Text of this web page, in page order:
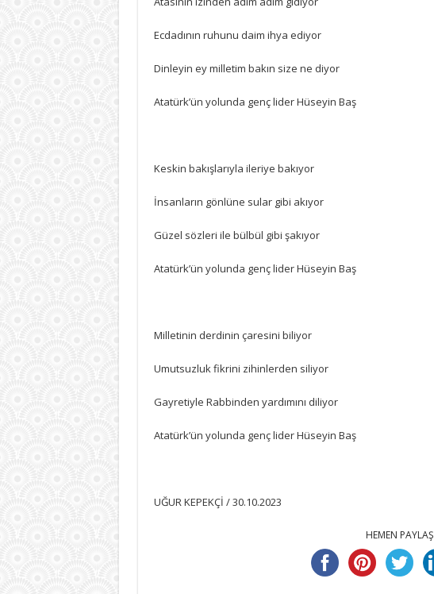
BAŞ
Ecdadının ruhunu daim ihya ediyor
Dinleyin ey milletim bakın size ne diyor
Atatürk’ün yolunda genç lider Hüseyin Baş
Keskin bakışlarıyla ileriye bakıyor
İnsanların gönlüne sular gibi akıyor
Güzel sözleri ile bülbül gibi şakıyor
Atatürk’ün yolunda genç lider Hüseyin Baş
Milletinin derdinin çaresini biliyor
Umutsuzluk fikrini zihinlerden siliyor
Gayretiyle Rabbinden yardımını diliyor
Atatürk’ün yolunda genç lider Hüseyin Baş
UĞUR KEPEKÇİ / 30.10.2023
HEMEN PAYLAŞ